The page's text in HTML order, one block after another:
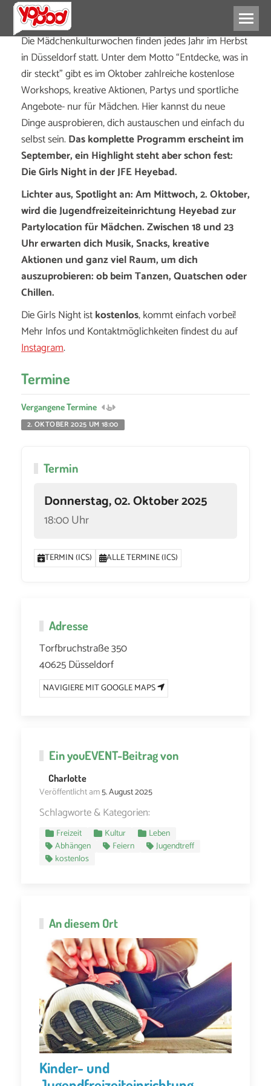
Die Mädchenkulturwochen finden jedes Jahr im Herbst
in Düsseldorf statt. Unter dem Motto “Entdecke, was in
dir steckt” gibt es im Oktober zahlreiche kostenlose
Workshops, kreative Aktionen, Partys und sportliche
Angebote- nur für Mädchen. Hier kannst du neue
Dinge ausprobieren, dich austauschen und einfach du
selbst sein.Das komplette Programm erscheint im
September, ein Highlight steht aber schon fest:
Die Girls Night in der JFE Heyebad.
Lichter aus, Spotlight an: Am Mittwoch, 2. Oktober,
wird die Jugendfreizeiteinrichtung Heyebad zur
Partylocation für Mädchen. Zwischen 18 und 23
Uhr erwarten dich Musik, Snacks, kreative
Aktionen und ganz viel Raum, um dich
auszuprobieren: ob beim Tanzen, Quatschen oder
Chillen.
Die Girls Night istkostenlos, kommt einfach vorbei!
Mehr Infos und Kontaktmöglichkeiten findest du auf
Instagram.
Termine
Vergangene Termine
2. OKTOBER 2025 UM 18:00
Termin
Donnerstag, 02. Oktober 2025
18:00 Uhr
TERMIN (ICS) ALLE TERMINE (ICS)
Adresse
Torfbruchstraße 350
40625 Düsseldorf
NAVIGIERE MIT GOOGLE MAPS
EinyouEVENT-Beitrag von
Charlotte
Veröffentlicht am5. August 2025
Schlagworte & Kategorien:
Freizeit Kultur
Leben
Abhängen
Feiern
Jugendtreff
kostenlos
An diesem Ort
Kinder- und